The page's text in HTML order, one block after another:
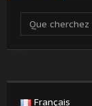
Français